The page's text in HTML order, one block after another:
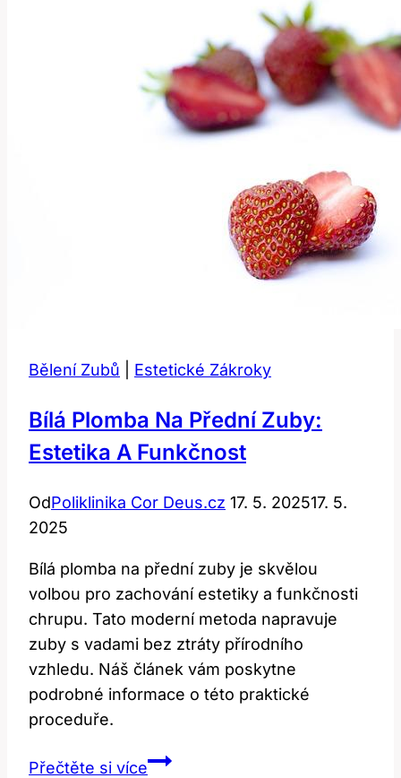
úsměv
Bělení Zubů Estetické Zákroky
Bílá Plomba Na Přední Zuby:
Estetika A Funkčnost
OdPoliklinika Cor Deus.cz 17. 5. 202517. 5.
2025
Bílá plomba na přední zuby je skvělou
volbou pro zachování estetiky a funkčnosti
chrupu. Tato moderní metoda napravuje
zuby s vadami bez ztráty přírodního
vzhledu. Náš článek vám poskytne
podrobné informace o této praktické
proceduře.
Přečtěte si víceBílá